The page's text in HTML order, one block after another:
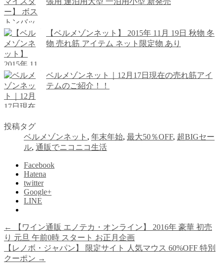
【ベルメゾンネット】 2015年 11月 19日 秋物 冬
物 売れ筋 アイテム ネット限定物 あり
ベルメゾンネット｜12月17日現在の売れ筋アイ
テムのご紹介！！
投稿タグ
ベルメゾンネット , 年末年始, 最大50％OFF, 超BIGセー
ル, 通販でニコニコ生活
Facebook
Hatena
twitter
Google+
LINE
←
【ワイン通販 エノテカ・オンライン】 2016年 豪華 初売
り 元旦 午前0時 スタート お正月企画
【レノボ・ジャパン】 限定サイト 人気マウス 60%OFF 特別
クーポン →